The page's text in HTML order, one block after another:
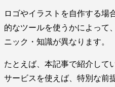
ロゴやイラストを自作する場
的なツールを使うかによって
ニック・知識が異なります。
たとえば、本記事で紹介して
サービスを使えば、特別な前